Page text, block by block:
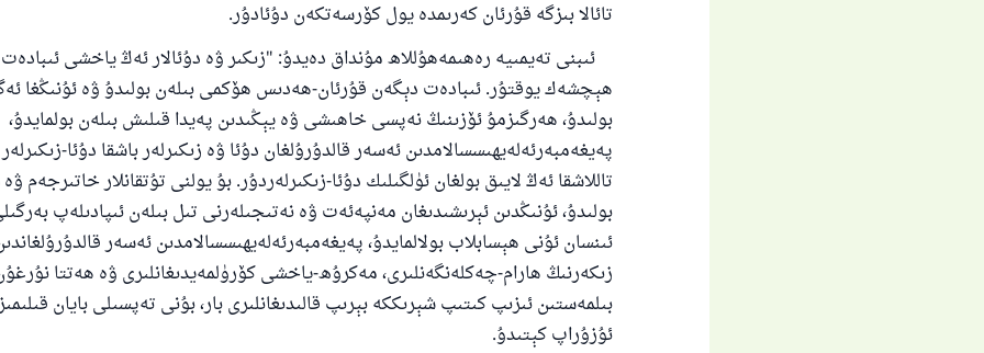
تائالا بىزگە قۇرئان كەرىمدە يول كۆرسەتكەن دۇئادۇر.
ئىبنى تەيمىيە رەھىمەھۇللاھ مۇنداق دەيدۇ: "زىكىر ۋە دۇئالار ئەڭ ياخشى ئىبادەت
ھېچشەك يوقتۇر. ئىبادەت دېگەن قۇرئان-ھەدىس ھۆكمى بىلەن بولىدۇ ۋە ئۇنىڭغا
بولىدۇ، ھەرگىزمۇ ئۆزىنىڭ نەپسى خاھىشى ۋە يېڭىدىن پەيدا قىلىش بىلەن بولمايدۇ،
پەيغەمبەرئەلەيھىسسالامدىن ئەسەر قالدۇرۇلغان دۇئا ۋە زىكىرلەر باشقا دۇئا-
تاللاشقا ئەڭ لايىق بولغان ئۈلگىلىك دۇئا-زىكىرلەردۇر. بۇ يولنى تۇتقانلار خاتىرجەم
بولىدۇ، ئۇنىڭدىن ئېرىشىدىغان مەنپەئەت ۋە نەتىجىلەرنى تىل بىلەن ئىپادىلەپ
ئىنسان ئۇنى ھېسابلاب بولالمايدۇ، پەيغەمبەرئەلەيھىسسالامدىن ئەسەر
زىكەرنىڭ ھارام-چەكلەنگەنلىرى، مەكرۇھ-ياخشى كۆرۈلمەيدىغانلىرى ۋە ھەتتا
بىلمەستىن ئىزىپ كىتىپ شېرىككە بېرىپ قالىدىغانلىرى بار، بۇنى تەپسىلى بايان
ئۇزۇراپ كېتىدۇ.